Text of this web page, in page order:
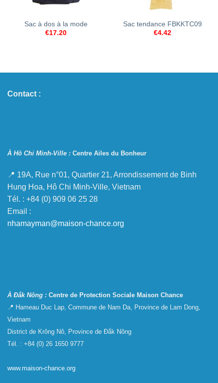
Sac à dos à la mode
€17.20
Sac tendance FBKKTC09
€4.42
Contact :
À Hô Chi Minh-Ville : Centre Ailes du Bonheur
📍 19A, Rue n°01, Quartier 21, Arrondissement de Binh
Hung Hoa, Hô Chi Minh-Ville, Vietnam
Tél. : +84 (0) 909 06 25 28
Email :
nhamayman@maison-chance.org
À Đắk Nông : Centre de Protection Sociale Maison Chance
📍 Hameau Duc Lap, Commune de Nam Da, Province de Lam Dong,
Vietnam
District de Krông Nô, Province de Đắk Nông
Tél. : +84 (0) 26 1650 9777
www.maison-chance.org